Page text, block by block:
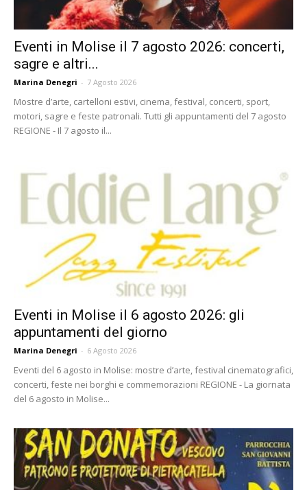
Eventi in Molise il 7 agosto 2026: concerti,
sagre e altri...
Marina Denegri - 7 Agosto 2026
Mostre d’arte, cartelloni estivi, cinema, festival, concerti, sport,
motori, sagre e feste patronali. Tutti gli appuntamenti del 7 agosto
REGIONE - Il 7 agosto il...
Eventi in Molise il 6 agosto 2026: gli
appuntamenti del giorno
Marina Denegri - 6 Agosto 2026
Eventi del 6 agosto in Molise: mostre d’arte, festival cinematografici,
concerti, feste nei borghi e commemorazioni REGIONE - La giornata
del 6 agosto in Molise...